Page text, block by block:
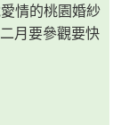
情的桃園婚紗
月要參觀要快